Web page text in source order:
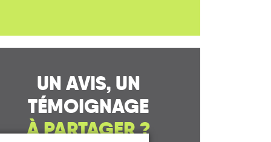
UN AVIS, UN
TÉMOIGNAGE
À PARTAGER ?